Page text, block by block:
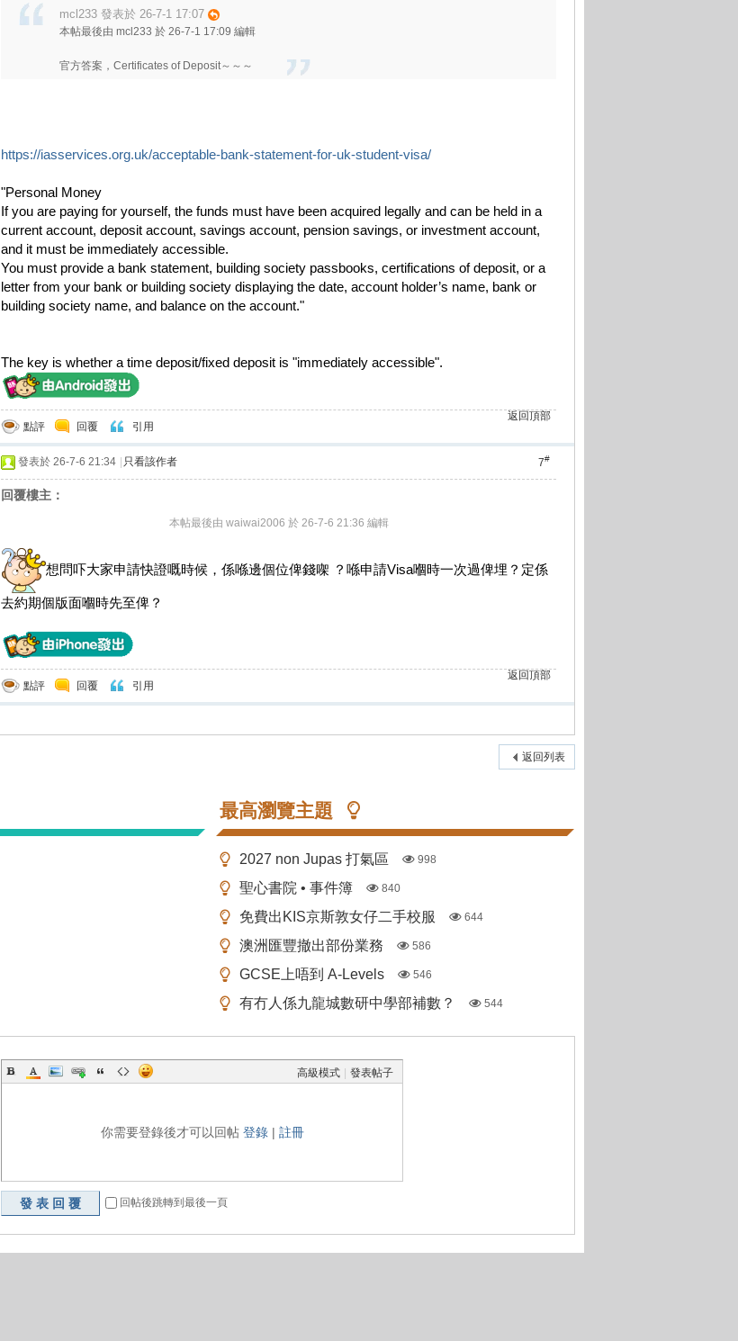
mcl233 發表於 26-7-1 17:07
本帖最後由 mcl233 於 26-7-1 17:09 編輯
官方答案，Certificates of Deposit～～～
https://iasservices.org.uk/acceptable-bank-statement-for-uk-student-visa/
"Personal Money
If you are paying for yourself, the funds must have been acquired legally and can be held in a
current account, deposit account, savings account, pension savings, or investment account,
and it must be immediately accessible.
You must provide a bank statement, building society passbooks, certifications of deposit, or a
letter from your bank or building society displaying the date, account holder’s name, bank or
building society name, and balance on the account."
The key is whether a time deposit/fixed deposit is "immediately accessible".
點評 回覆 引用
返回頂部
7#
發表於 26-7-6 21:34 只看該作者
回覆樓主：
本帖最後由 waiwai2006 於 26-7-6 21:36 編輯
想問吓大家申請快證嘅時候，係喺邊個位俾錢㗎 ？喺申請Visa嗰時一次過俾埋？定係
去約期個版面嗰時先至俾？
點評 回覆 引用
返回頂部
返回列表
最高瀏覽主題
2027 non Jupas 打氣區 998
聖心書院 • 事件簿 840
免費出KIS京斯敦女仔二手校服 644
澳洲匯豐撤出部份業務 586
GCSE上唔到 A-Levels 546
有冇人係九龍城數研中學部補數？ 544
高級模式 發表帖子
你需要登錄後才可以回帖 登錄| 註冊
發表回覆 回帖後跳轉到最後一頁